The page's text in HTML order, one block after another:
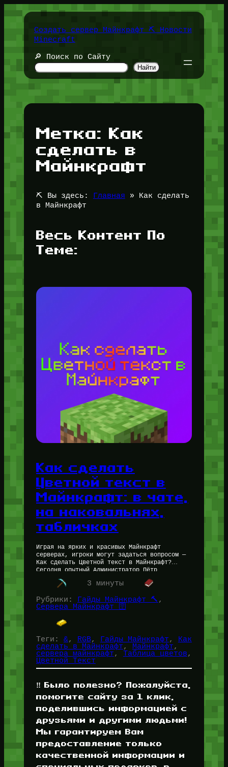
к
содержимомуСоздать сервер Майнкрафт ⛏️ Новости
Minecraft
🔎 Поиск по Сайту
Найти
Метка: Как
сделать в
Майнкрафт
⛏️ Вы здесь: Главная » Как сделать
в Майнкрафт
Весь Контент По
Теме:
Как сделать
Цветной текст в
Майнкрафт: в чате,
на наковальнях,
табличках
Играя на ярких и красивых Майнкрафт
серверах, игроки могут задаться вопросом —
Как сделать Цветной текст в Майнкрафт?
Сегодня опытный Администратор Пётр
(for_users) ответит Вам на вопрос о том,
3 минуты
Рубрики: Гайды Майнкрафт 🔨
Сервера Майнкрафт 🛜
Теги: &, RGB, Гайды Майнкрафт,
Как
сделать в Майнкрафт, Майнкрафт
сервера майнкрафт, Таблица цветов
Цветной Текст
‼️ Было полезно? Пожалуйста,
помогите сайту за 1 клик,
поделившись информацией с
друзьями и другими людьми!
Мы гарантируем Вам
предоставление только
качественной информации и